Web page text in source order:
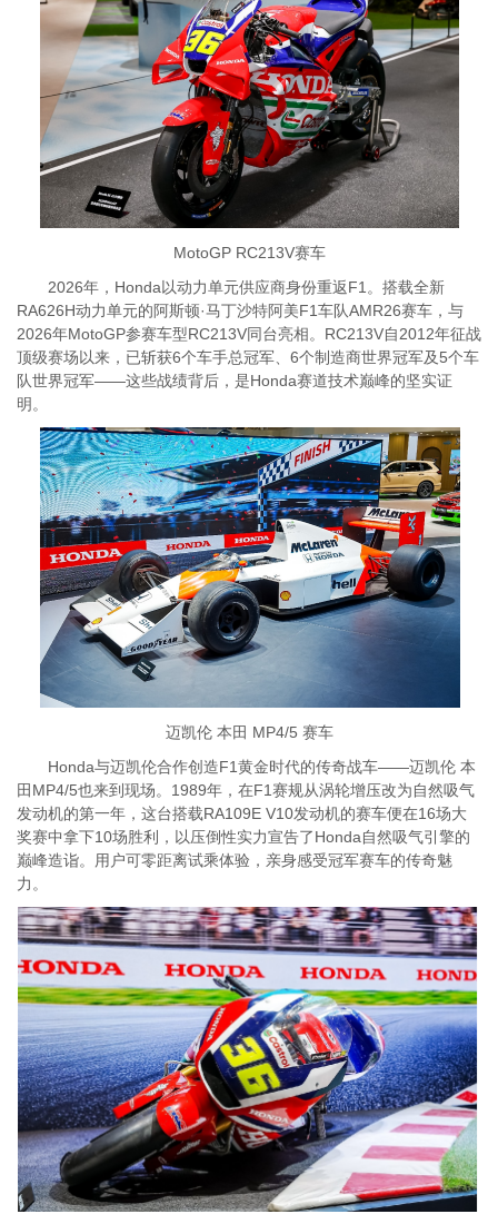
MotoGP RC213V赛车
2026年，Honda以动力单元供应商身份重返F1。 搭载全新
RA626H动力单元的阿斯顿·马丁沙特阿美F1车队AMR26赛车，与
2026年MotoGP参赛车型RC213V同台亮相。RC213V自2012年征战
顶级赛场以来，已斩获6个车手总冠军、6个制造商世界冠军及5个车
队世界冠军——这些战绩背后，是Honda赛道技术巅峰的坚实证
明。
迈凯伦 本田 MP4/5 赛车
Honda与迈凯伦合作创造F1黄金时代的传奇战车——迈凯伦 本
田MP4/5也来到现场。1989年，在F1赛规从涡轮增压改为自然吸气
发动机的第一年，这台搭载RA109E V10发动机的赛车便在16场大
奖赛中拿下10场胜利，以压倒性实力宣告了Honda自然吸气引擎的
巅峰造诣。用户可零距离试乘体验，亲身感受冠军赛车的传奇魅
力。